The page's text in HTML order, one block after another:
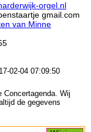
orgel.nl
gmail.com
van Minne
02-04 07:09:50
Concertagenda. Wij
de gegevens